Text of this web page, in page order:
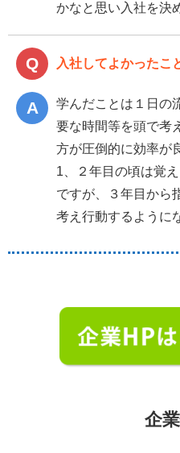
かなと思い入社を決
入社してよかったこ
学んだことは１日の
要な時間等を頭で考
方が圧倒的に効率が
1、２年目の頃は覚
ですが、３年目から
考え行動するように
企